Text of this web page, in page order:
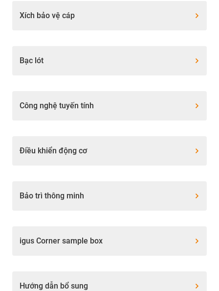
Xích bảo vệ cáp
Bạc lót
Công nghệ tuyến tính
Điều khiển động cơ
Bảo trì thông minh
igus Corner sample box
Hướng dẫn bổ sung